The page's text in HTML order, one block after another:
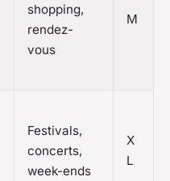
shopping,
rendez-
vous
M
Festivals,
concerts,
week-ends
X
L